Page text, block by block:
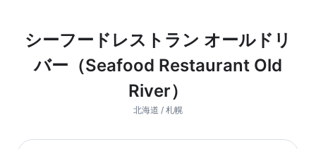
シーフードレストラン オールドリ
バー（Seafood Restaurant Old
River）
北海道 / 札幌